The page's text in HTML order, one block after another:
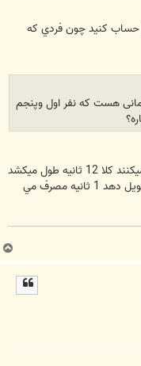
را حساب کنيد چون فردي که
هست که نفر اول وپنجم
بله : به طور مثال اگر نفر اول و نفر پنجم حرکت ميکنند کلا 12 ثانيه طول ميکشد
و اگر نفر اول قصد بازگشت دارد تا چراغ قوه را تحويل دهد 1 ثانيه مصرف مي
ب
ا